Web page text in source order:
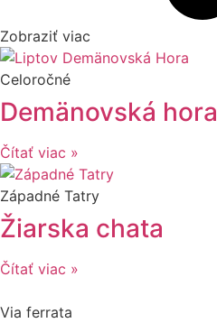
Zobraziť viac
Celoročné
Demänovská hora
Čítať viac »
Západné Tatry
Žiarska chata
Čítať viac »
Via ferrata